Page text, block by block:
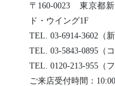
〒160-0023 東京都
ド・ウイング1F
TEL. 03-6914-3602（
TEL. 03-5843-0895（
TEL. 0120-213-955（
ご来店受付時間：